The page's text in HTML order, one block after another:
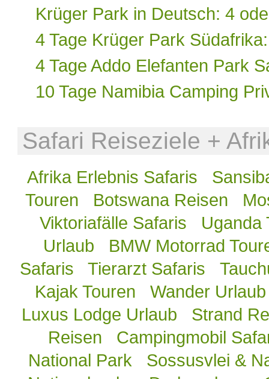
Krüger Park in Deutsch: 4
4 Tage Krüger Park
4 Tage Addo Elefanten Park
10 Tage Namibia Camping
Safari Reiseziele +
Afrika Erlebnis Safaris
Touren
Botswana Reisen
Viktoriafälle Safaris
Uganda
Urlaub
BMW Motorrad
Safaris
Tierarzt Safaris
Kajak Touren
Wander Urlaub
Luxus Lodge Urlaub
Strand
Reisen
Campingmobil
National Park
Sossusvlei &